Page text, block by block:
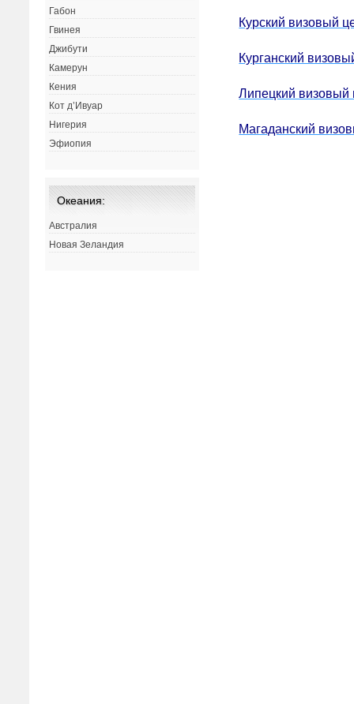
Курский визовый
Курганский
Липецкий визовый
Магаданский
Габон
Гвинея
Джибути
Камерун
Кения
Кот д’Ивуар
Нигерия
Эфиопия
Океания:
Австралия
Новая Зеландия